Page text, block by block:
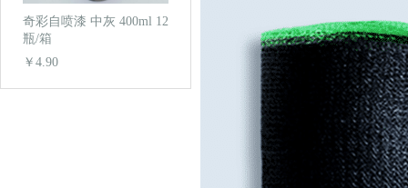
奇彩自喷漆 中灰 400ml 12
瓶/箱
￥4.90